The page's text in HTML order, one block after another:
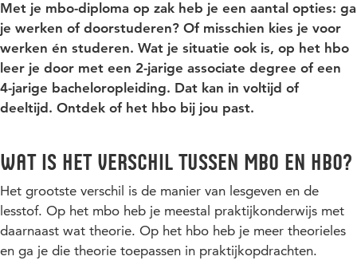
Met je mbo-diploma op zak heb je een aantal opties: ga
je werken of doorstuderen? Of misschien kies je voor
werken én studeren. Wat je situatie ook is, op het hbo
leer je door met een 2-jarige associate degree of een
4-jarige bacheloropleiding. Dat kan in voltijd of
deeltijd. Ontdek of het hbo bij jou past.
Wat is het verschil tussen mbo en hbo?
Het grootste verschil is de manier van lesgeven en de
lesstof. Op het mbo heb je meestal praktijkonderwijs met
daarnaast wat theorie. Op het hbo heb je meer theorieles
en ga je die theorie toepassen in praktijkopdrachten.